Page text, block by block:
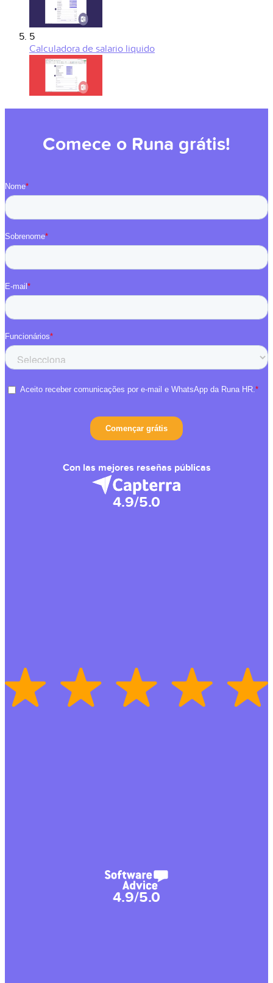
5
Calculadora de salario liquido
Comece o Runa grátis!
Con las mejores reseñas públicas
4.9/5.0
4.9/5.0